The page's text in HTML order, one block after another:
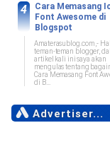
Cara Memasang
Font Awesome di
Blogspot
Amaterasublog.com ,-
teman-teman blogger,
artikel kali ini saya akan
mengulas tentang
Cara Memasang Font
di B...
Advertiser...